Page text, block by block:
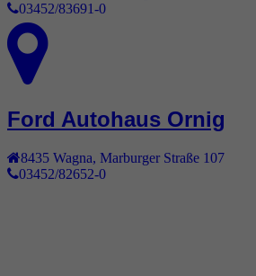
03452/83691-0
Ford Autohaus Ornig
8435 Wagna Marburger Straße 107
03452/82652-0